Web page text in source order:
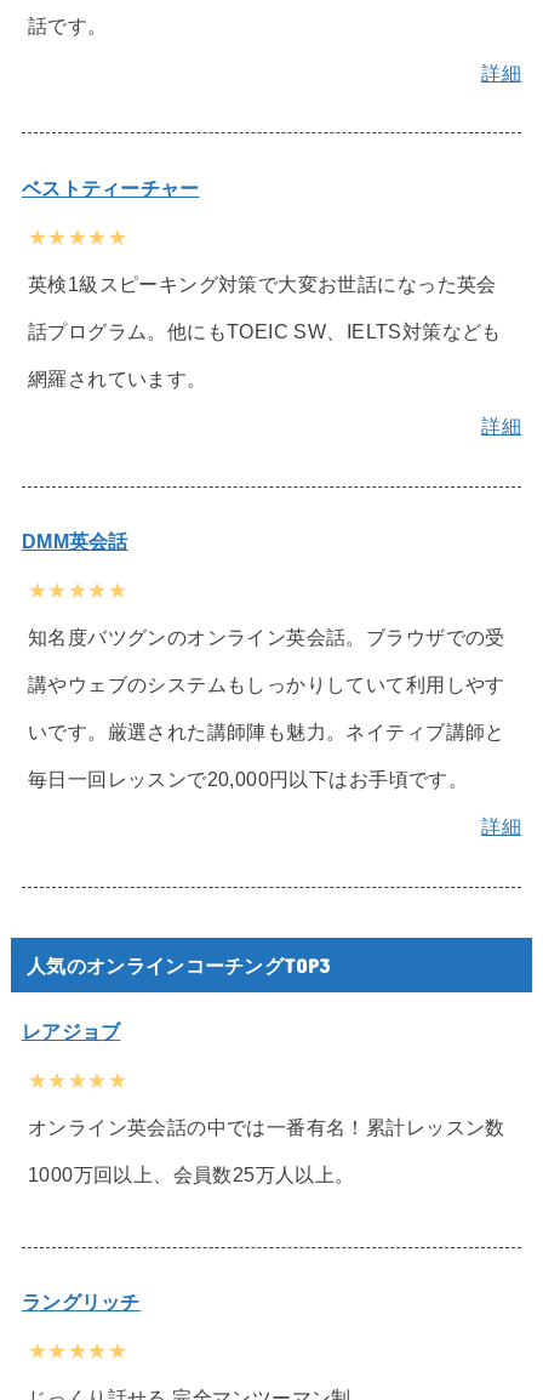
話です。
詳細
ベストティーチャー
★★★★★
英検1級スピーキング対策で大変お世話になった英会
話プログラム。他にもTOEIC SW、IELTS対策なども
網羅されています。
詳細
DMM英会話
★★★★★
知名度バツグンのオンライン英会話。ブラウザでの受
講やウェブのシステムもしっかりしていて利用しやす
いです。厳選された講師陣も魅力。ネイティブ講師と
毎日一回レッスンで20,000円以下はお手頃です。
詳細
人気のオンラインコーチングTOP3
レアジョブ
★★★★★
オンライン英会話の中では一番有名！累計レッスン数
1000万回以上、会員数25万人以上。
ラングリッチ
★★★★★